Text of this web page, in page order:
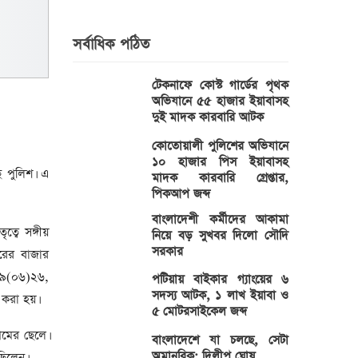
পুলিশ। এ
সঙ্গীয়
বাজার
হয়।
ছেলে।
সর্বাধিক পঠিত
টেকনাফে কোস্ট গার্ডের পৃথক
অভিযানে ৫৫ হাজার ইয়াবাসহ
দুই মাদক কারবারি আটক
কোতোয়ালী পুলিশের অভিযানে
১০ হাজার পিস ইয়াবাসহ
মাদক কারবারি গ্রেপ্তার,
পিকআপ জব্দ
বাংলাদেশী কর্মীদের আকামা
নিয়ে বড় সুখবর দিলো সৌদি
সরকার
পটিয়ায় বাইকার গ্যাংয়ের ৬
সদস্য আটক, ১ লাখ ইয়াবা ও
৫ মোটরসাইকেল জব্দ
বাংলাদেশে যা চলছে, সেটা